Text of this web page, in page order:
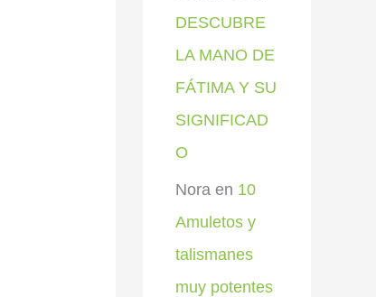
DESCUBRE
LA MANO DE
FÁTIMA Y SU
SIGNIFICAD
O
Nora en 10
Amuletos y
talismanes
muy potentes